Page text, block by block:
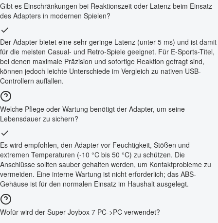
Gibt es Einschränkungen bei Reaktionszeit oder Latenz beim Einsatz
des Adapters in modernen Spielen?
Der Adapter bietet eine sehr geringe Latenz (unter 5 ms) und ist damit
für die meisten Casual- und Retro-Spiele geeignet. Für E-Sports-Titel,
bei denen maximale Präzision und sofortige Reaktion gefragt sind,
können jedoch leichte Unterschiede im Vergleich zu nativen USB-
Controllern auffallen.
Welche Pflege oder Wartung benötigt der Adapter, um seine
Lebensdauer zu sichern?
Es wird empfohlen, den Adapter vor Feuchtigkeit, Stößen und
extremen Temperaturen (-10 °C bis 50 °C) zu schützen. Die
Anschlüsse sollten sauber gehalten werden, um Kontaktprobleme zu
vermeiden. Eine interne Wartung ist nicht erforderlich; das ABS-
Gehäuse ist für den normalen Einsatz im Haushalt ausgelegt.
Wofür wird der Super Joybox 7 PC->PC verwendet?